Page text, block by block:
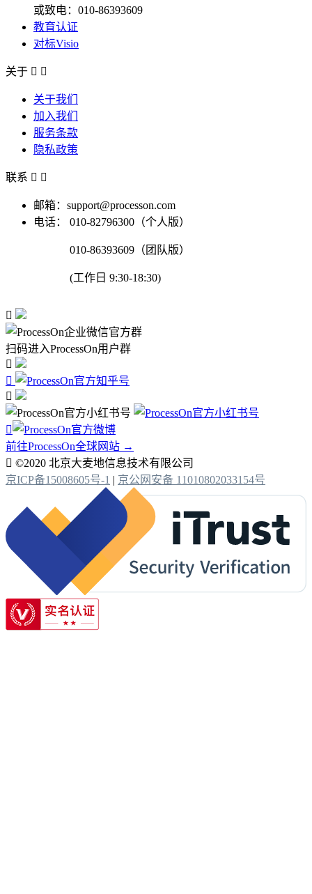
或致电：010-86393609
教育认证
对标Visio
关于  
关于我们
加入我们
服务条款
隐私政策
联系  
邮箱：support@processon.com
电话：
010-82796300（个人版）
010-86393609（团队版）
(工作日 9:30-18:30)

扫码进入ProcessOn用户群




前往ProcessOn全球网站 →
 ©2020 北京大麦地信息技术有限公司
京ICP备15008605号-1 | 京公网安备 11010802033154号